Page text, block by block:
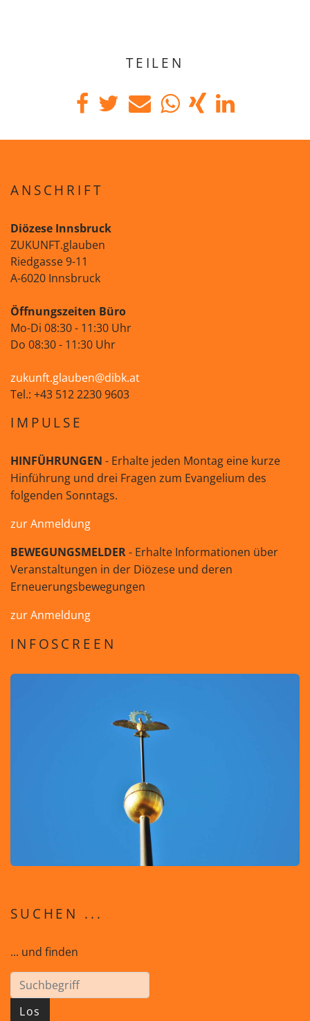
TEILEN
ANSCHRIFT
Diözese Innsbruck
ZUKUNFT.glauben
Riedgasse 9-11
A-6020 Innsbruck
Öffnungszeiten Büro
Mo-Di 08:30 - 11:30 Uhr
Do 08:30 - 11:30 Uhr
zukunft.glauben@dibk.at
Tel.: +43 512 2230 9603
IMPULSE
HINFÜHRUNGEN - Erhalte jeden Montag eine kurze
Hinführung und drei Fragen zum Evangelium des
folgenden Sonntags.
zur Anmeldung
BEWEGUNGSMELDER- Erhalte Informationen über
Veranstaltungen in der Diözese und deren
Erneuerungsbewegungen
zur Anmeldung
INFOSCREEN
SUCHEN ...
... und finden
Los